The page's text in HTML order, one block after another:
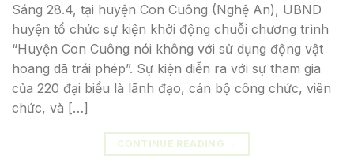
Sáng 28.4, tại huyện Con Cuông (Nghệ An), UBND
huyện tổ chức sự kiện khởi động chuỗi chương trình
“Huyện Con Cuông nói không với sử dụng động vật
hoang dã trái phép”. Sự kiện diễn ra với sự tham gia
của 220 đại biểu là lãnh đạo, cán bộ công chức, viên
chức, và […]
CONTINUE READING →